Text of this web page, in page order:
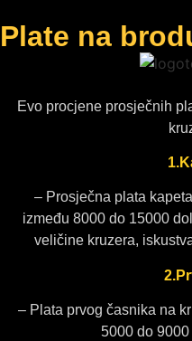
Plate na
Evo procjene prosječnih
– Prosječna plata
između 8000 do 15000
veličine kruzera,
– Plata prvog časnika na
5000 do